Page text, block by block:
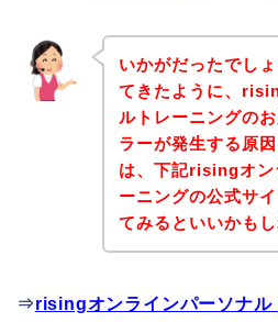
いかがだったでし
てきたように、
ルトレーニングの
ラーが発生する原
は、下記risingオン
ーニングの公式サ
てみるといいかもし
⇒risingオンラインパーソナル